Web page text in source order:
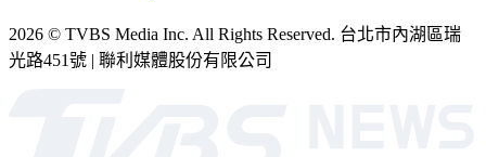
2026 © TVBS Media Inc. All Rights Reserved. 台北市內湖區瑞
光路451號 | 聯利媒體股份有限公司